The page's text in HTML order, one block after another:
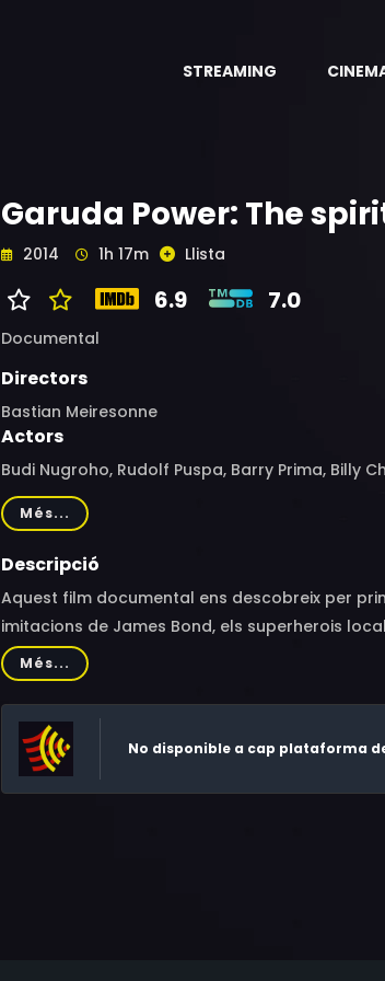
STREAMING
Garuda Power: The
2014 1h 17m Llista
6.9 7.0
Documental
Directors
Bastian Meiresonne
Actors
Budi Nugroho, Rudolf Puspa, Barry Prima, Billy
Kristanto, Ronny Augustinus, Iman Tantowi, Iko
Més...
Descripció
Aquest film documental ens descobreix per
imitacions de James Bond, els superherois
Més...
No disponible a cap plataforma